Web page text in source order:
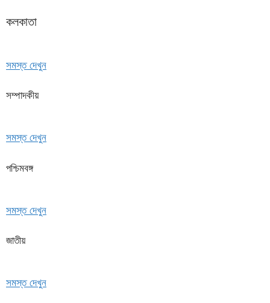
কলকাতা
সমস্ত দেখুন
সম্পাদকীয়
সমস্ত দেখুন
পশ্চিমবঙ্গ
সমস্ত দেখুন
জাতীয়
সমস্ত দেখুন